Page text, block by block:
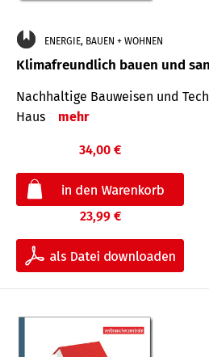
ENERGIE, BAUEN + WOHNEN
Klimafreundlich bauen und
Nachhaltige Bauweisen und
Haus
mehr
34,00 €
23,99 €